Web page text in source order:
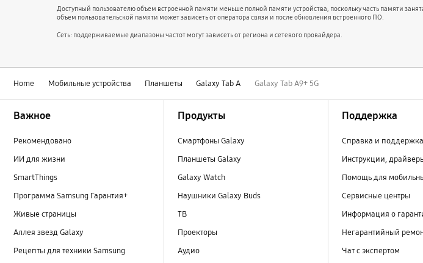
Доступный пользователю объем встроенной памяти меньше полной памяти устройства, поскольку часть памяти
объем пользовательской памяти может зависеть от оператора связи и после обновления встроенного ПО.
Сеть: поддерживаемые диапазоны частот могут зависеть от региона и сетевого провайдера.
Home Мобильные устройства Планшеты Galaxy Tab A Galaxy Tab A9+ 5G
Важное
Рекомендовано
ИИ для жизни
SmartThings
Программа Samsung Гарантия+
Живые страницы
Аллея звезд Galaxy
Рецепты для техники Samsung
Продукты
Смартфоны Galaxy
Планшеты Galaxy
Galaxy Watch
Наушники Galaxy Buds
ТВ
Проекторы
Аудио
Поддержка
Справка и поддержка
Инструкции,
Помощь для
Сервисные центры
Информация о
Негарантийный
Чат с экспертом